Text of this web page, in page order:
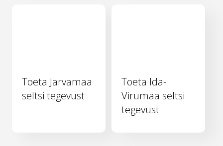
Toeta Järvamaa
seltsi tegevust
Toeta Ida-
Virumaa seltsi
tegevust